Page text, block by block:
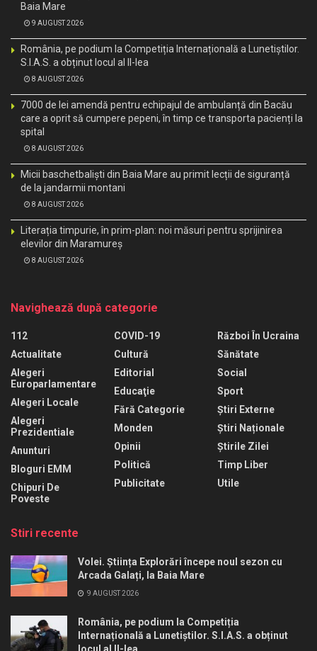
Baia Mare
9 AUGUST 2026
România, pe podium la Competiția Internațională a Lunetiștilor.
S.I.A.S. a obținut locul al II-lea
8 AUGUST 2026
7000 de lei amendă pentru echipajul de ambulanță din Bacău
care a oprit să cumpere pepeni, în timp ce transporta pacienți la
spital
8 AUGUST 2026
Micii baschetbaliști din Baia Mare au primit lecții de siguranță
de la jandarmii montani
8 AUGUST 2026
Literația timpurie, în prim-plan: noi măsuri pentru sprijinirea
elevilor din Maramureș
8 AUGUST 2026
Navighează după categorie
112
Actualitate
Alegeri
Europarlamentare
Alegeri Locale
Alegeri
Prezidentiale
Anunturi
Bloguri EMM
Chipuri De
Poveste
COVID-19
Cultură
Editorial
Educaţie
Fără Categorie
Monden
Opinii
Politică
Publicitate
Război În Ucraina
Sănătate
Social
Sport
Știri Externe
Știri Naționale
Știrile Zilei
Timp Liber
Utile
Stiri recente
Volei. Știința Explorări începe noul sezon cu
Arcada Galați, la Baia Mare
9 AUGUST 2026
România, pe podium la Competiția
Internațională a Lunetiștilor. S.I.A.S. a obținut